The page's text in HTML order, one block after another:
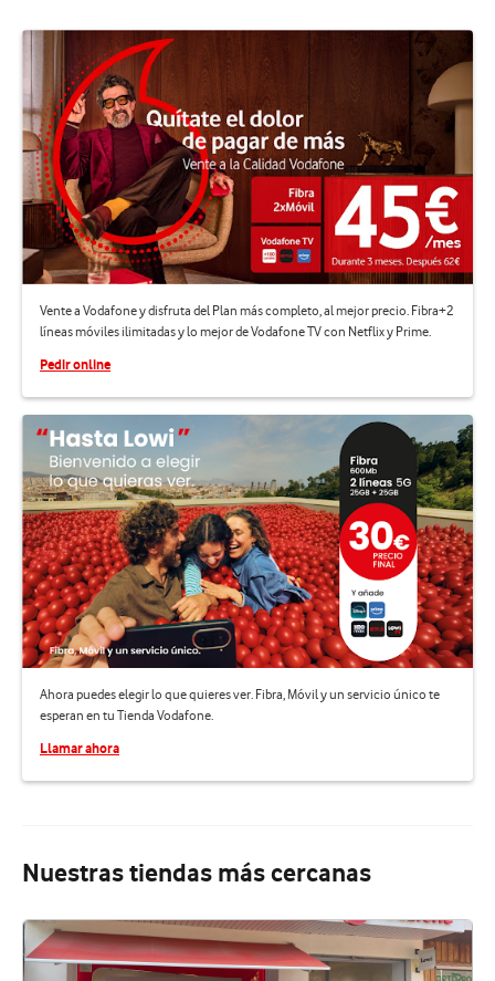
Vente a Vodafone y disfruta del Plan más completo, al mejor precio. Fibra+2
líneas móviles ilimitadas y lo mejor de Vodafone TV con Netflix y Prime.
Pedir online
Ahora puedes elegir lo que quieres ver. Fibra, Móvil y un servicio único te
esperan en tu Tienda Vodafone.
Llamar ahora
Nuestras tiendas más cercanas